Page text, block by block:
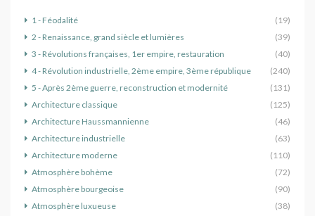
1 - Féodalité
(19)
2 - Renaissance, grand siècle et lumières
(39)
3 - Révolutions françaises, 1er empire, restauration
(40)
4 - Révolution industrielle, 2ème empire, 3ème république
(240)
5 - Après 2ème guerre, reconstruction et modernité
(131)
Architecture classique
(125)
Architecture Haussmannienne
(46)
Architecture industrielle
(63)
Architecture moderne
(110)
Atmosphère bohème
(72)
Atmosphère bourgeoise
(90)
Atmosphère luxueuse
(38)